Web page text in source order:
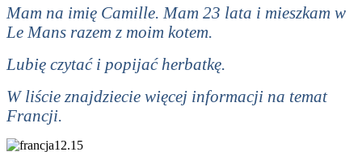
Mam na imię Camille. Mam 23 lata i mieszkam w
Le Mans razem z moim kotem.
Lubię czytać i popijać herbatkę.
W liście znajdziecie więcej informacji na temat
Francji.